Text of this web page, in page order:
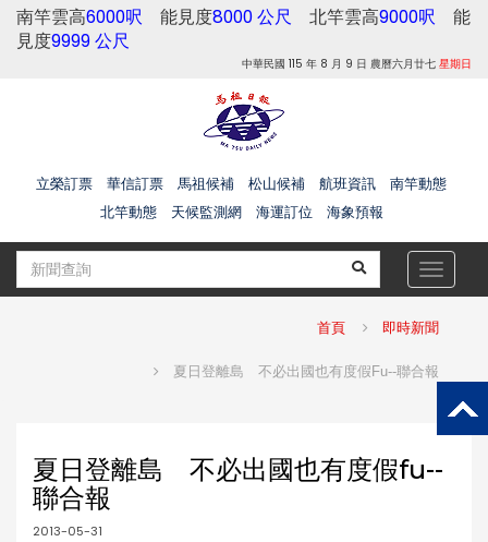
南竿雲高6000呎 能見度8000 公尺 北竿雲高9000呎 能
見度9999 公尺
中華民國 115 年 8 月 9 日 農曆六月廿七 星期日
立榮訂票 華信訂票 馬祖候補 松山候補 航班資訊
南竿動態
北竿動態
天候監測網 海運訂位 海象預報
Toggle
首頁 即時新聞
夏日登離島 不必出國也有度假fu--聯合報
夏日登離島 不必出國也有度假fu--
聯合報
2013-05-31